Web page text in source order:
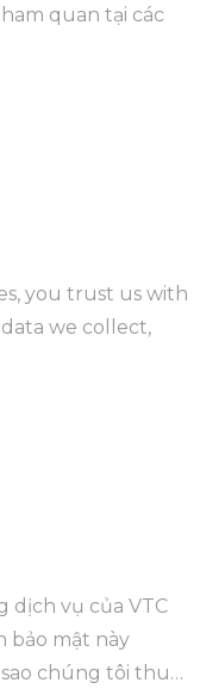
quan tại các
you trust us with
we collect,
dịch vụ của VTC
bảo mật này
chúng tôi thu